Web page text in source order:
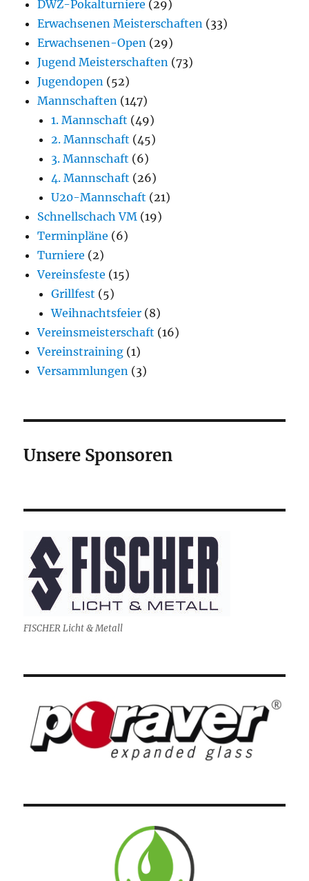
DWZ-Pokalturniere (29)
Erwachsenen Meisterschaften (33)
Erwachsenen-Open (29)
Jugend Meisterschaften (73)
Jugendopen (52)
Mannschaften (147)
1. Mannschaft (49)
2. Mannschaft (45)
3. Mannschaft (6)
4. Mannschaft (26)
U20-Mannschaft (21)
Schnellschach VM (19)
Terminpläne (6)
Turniere (2)
Vereinsfeste (15)
Grillfest (5)
Weihnachtsfeier (8)
Vereinsmeisterschaft (16)
Vereinstraining (1)
Versammlungen (3)
Unsere Sponsoren
FISCHER Licht & Metall